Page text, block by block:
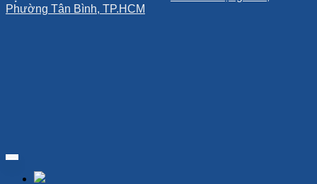
Phường Tân Bình, TP.HCM